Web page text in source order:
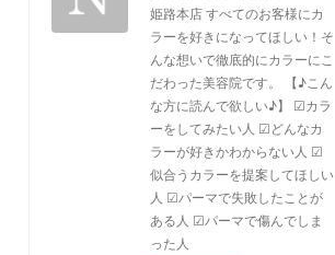
姫路本店 すべてのお客様にカ
ラーを好きになってほしい！そ
んな想いで徹底的にカラーにこ
だわった美容院です。 【♪こん
な方に読んで欲しい♪】 ☑カラ
ーをしてみたい人 ☑どんなカ
ラーが好きかわからない人 ☑
似合うカラーを提案してほしい
人 ☑パーマで失敗したことが
ある人 ☑パーマで傷んでしま
った人